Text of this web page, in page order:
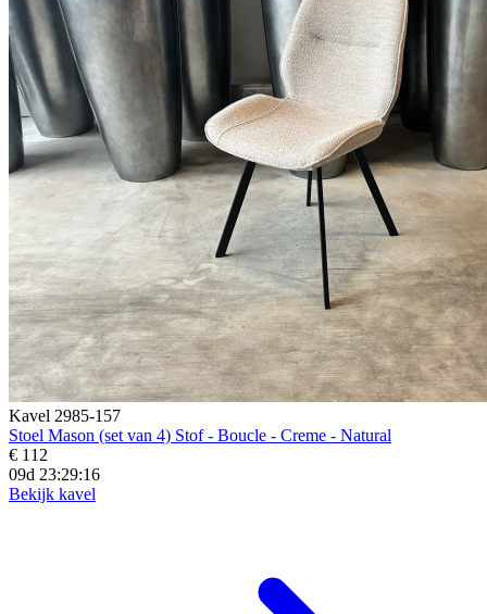
Kavel 2985-157
Stoel Mason (set van 4) Stof - Boucle - Creme - Natural
€ 112
09d 23:29:14
Bekijk kavel